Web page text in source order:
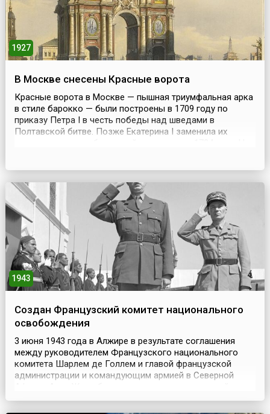
1927
В Москве снесены Красные ворота
Красные ворота в Москве — пышная триумфальная арка
в стиле барокко — были построены в 1709 году по
приказу Петра I в честь победы над шведами в
Полтавской битве. Позже Екатерина I заменила их
1943
Создан Французский комитет национального
освобождения
3 июня 1943 года в Алжире в результате соглашения
между руководителем Французского национального
комитета Шарлем де Голлем и главой французской
администрации и командующим армией в Северной
французской власти – Французский комитет